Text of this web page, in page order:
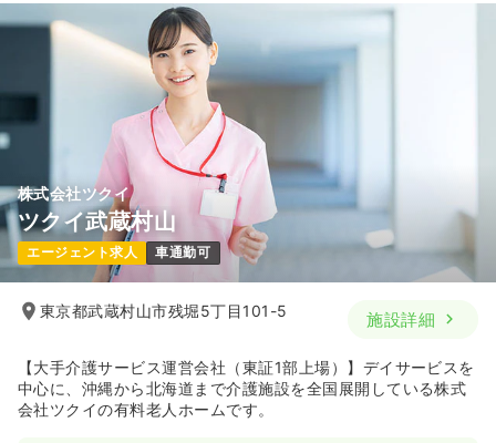
/月 賞与2ヶ月
※一例
8:30～17:30
4週8休以上 月給31万円以上可
気になる
株式会社ツクイ
ツクイ武蔵村山
エージェント求人 車通勤可
東京都武蔵村山市残堀5丁目101-5 施設詳細
【大手介護サービス運営会社（東証1部上場）】デイサービスを
中心に、沖縄から北海道まで介護施設を全国展開している株式
会社ツクイの有料老人ホームです。